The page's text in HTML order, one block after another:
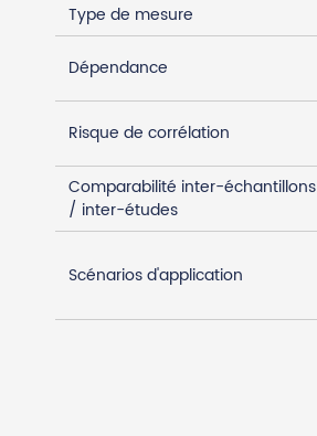
Type de mesure
Dépendance
Risque de corrélation
Comparabilité inter-échantillons
/ inter-études
Scénarios d'application